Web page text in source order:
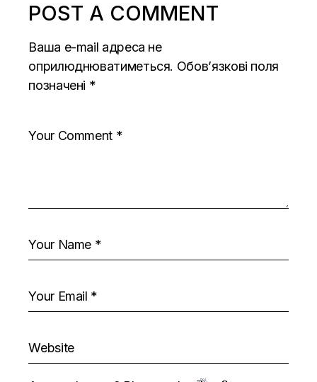
POST A COMMENT
Ваша e-mail адреса не
оприлюднюватиметься. Обов’язкові поля
позначені *